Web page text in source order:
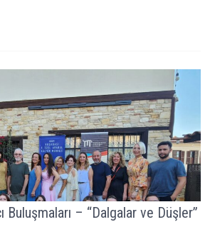
Buluşmaları – “Dalgalar ve Düşler”